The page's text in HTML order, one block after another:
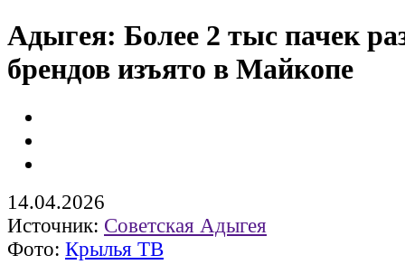
Адыгея: Более 2 тыс пачек
брендов изъято в Майкопе
14.04.2026
Источник: Советская Адыгея
Фото: Крылья ТВ